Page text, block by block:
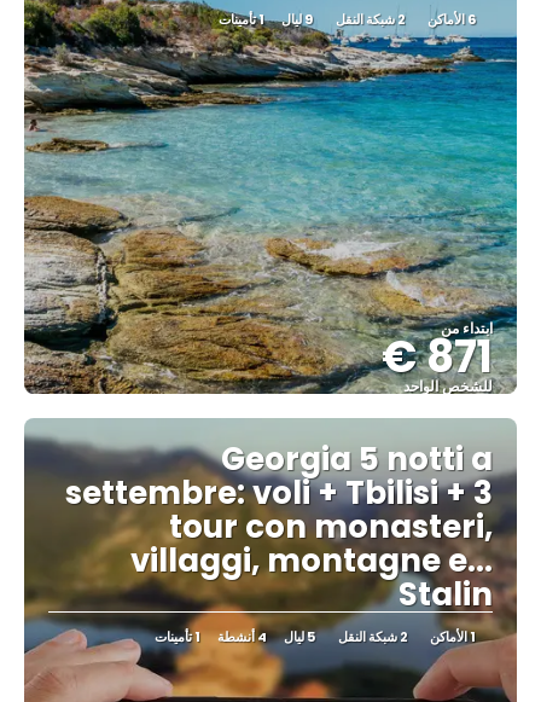
6 الأماكن 2 شبكة النقل 9 ليال 1 تأمينات
ابتداء من
871 €
للشخص الواحد
شاهد
Georgia 5 notti a
settembre: voli + Tbilisi + 3
tour con monasteri,
villaggi, montagne e...
Stalin
1 الأماكن 2 شبكة النقل 5 ليال 4 أنشطة 1 تأمينات